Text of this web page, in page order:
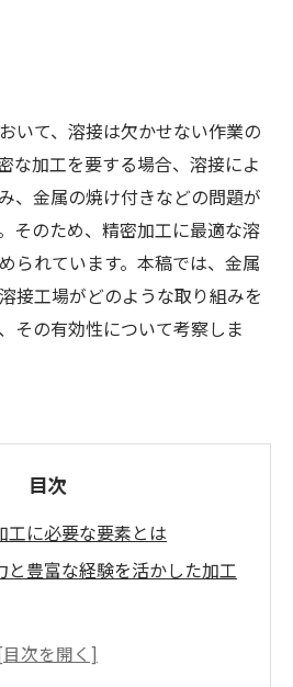
いて、溶接は欠かせない作業の
な加工を要する場合、溶接によ
、金属の焼け付きなどの問題が
そのため、精密加工に最適な溶
られています。本稿では、金属
接工場がどのような取り組みを
その有効性について考察しま
目次
工に必要な要素とは
と豊富な経験を活かした加工
導入し、高品質に仕上げるこ